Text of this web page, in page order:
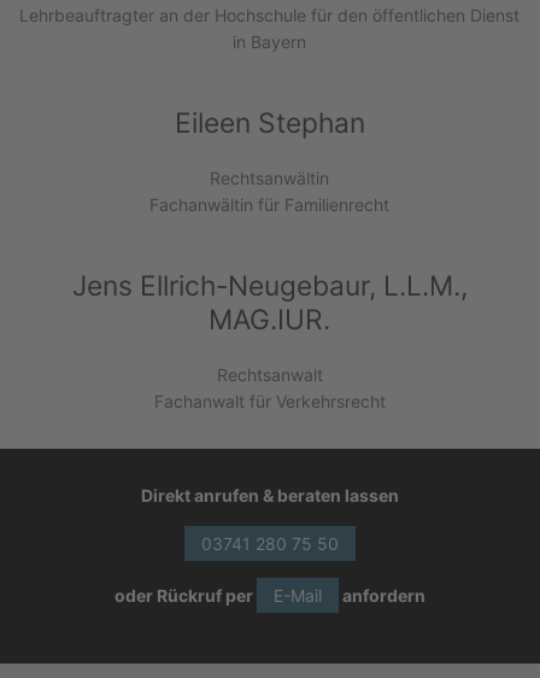
Lehrbeauftragter an der Hochschule für den öffentlichen Dienst
in Bayern
Eileen Stephan
Rechtsanwältin
Fachanwältin für Familienrecht
Jens Ellrich-Neugebaur, L.L.M.,
MAG.IUR.
Rechtsanwalt
Fachanwalt für Verkehrsrecht
Direkt anrufen & beraten lassen
03741 280 75 50
oder Rückruf per E-Mail anfordern